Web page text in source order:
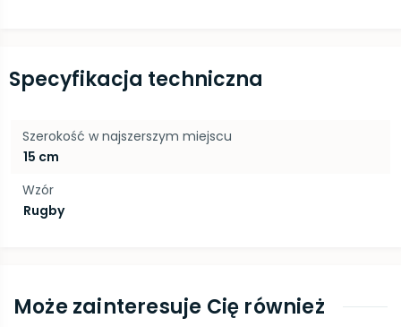
Specyfikacja techniczna
Szerokość w najszerszym miejscu
15 cm
Wzór
Rugby
Może zainteresuje Cię również